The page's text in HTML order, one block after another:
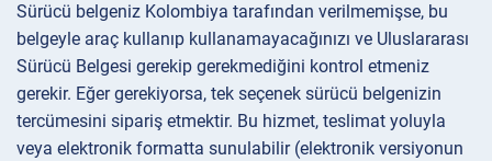
Sürücü belgeniz Kolombiya tarafından verilmemişse, bu
belgeyle araç kullanıp kullanamayacağınızı ve Uluslararası
Sürücü Belgesi gerekip gerekmediğini kontrol etmeniz
gerekir. Eğer gerekiyorsa, tek seçenek sürücü belgenizin
tercümesini sipariş etmektir. Bu hizmet, teslimat yoluyla
veya elektronik formatta sunulabilir (elektronik versiyonun